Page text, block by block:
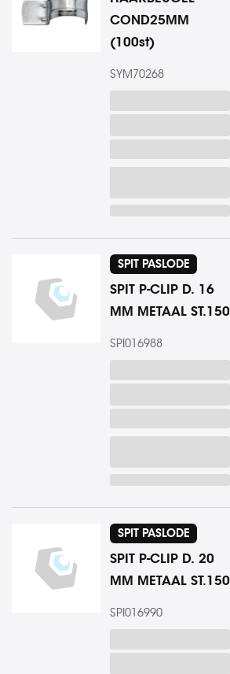
COND25MM
(100st)
SYM70268
SPIT PASLODE
SPIT P-CLIP D. 16
MM METAAL ST.150
SPI016988
SPIT PASLODE
SPIT P-CLIP D. 20
MM METAAL ST.150
SPI016990